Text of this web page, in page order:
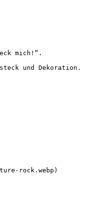
mich!“.
und Dekoration.
rock.webp)